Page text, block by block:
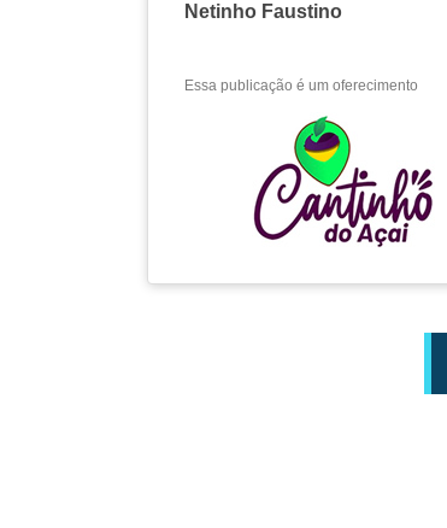
Netinho Faustino
Essa publicação é um oferecimento